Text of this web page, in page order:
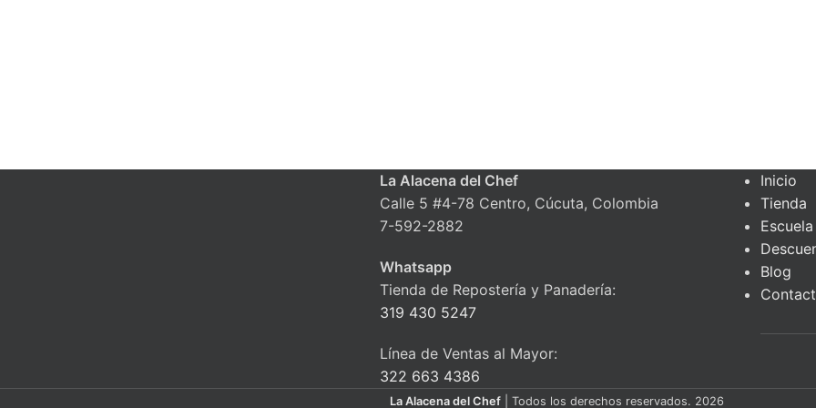
La Alacena del Chef
Calle 5 #4-78 Centro, Cúcuta, Colombia
7-592-2882
Whatsapp
Tienda de Repostería y Panadería:
319 430 5247
Línea de Ventas al Mayor:
322 663 4386
Inicio
Tienda
Blog
La Alacena del Chef | Todos los derechos reservados. 2026